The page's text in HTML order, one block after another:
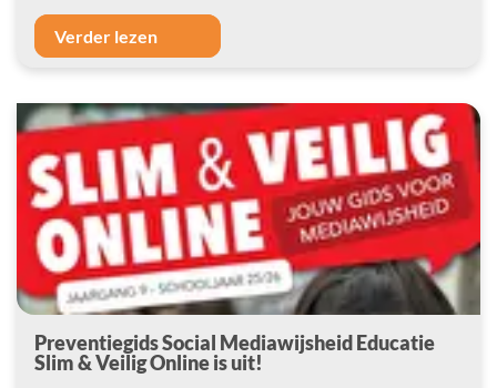
Verder lezen
Preventiegids Social Mediawijsheid Educatie
Slim & Veilig Online is uit!